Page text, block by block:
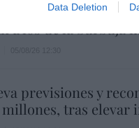
Data Deletion
de la vivienda
previsiones y
tras elevar